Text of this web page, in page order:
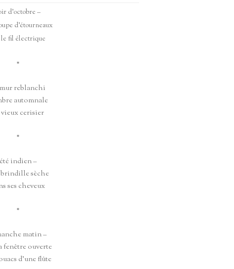
d’octobre –
d’étourneaux
le fil électrique
*
reblanchi
automnale
vieux cerisier
*
été indien –
sèche
ses cheveux
*
matin –
fenêtre ouverte
d’une flûte